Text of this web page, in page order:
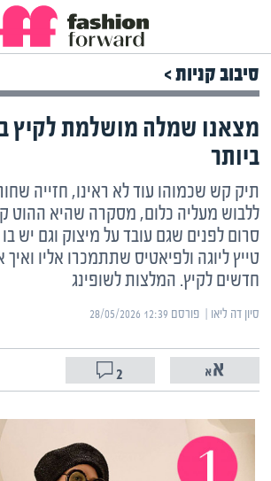
סיבוב קניות >
מצאנו שמלה מושלמת לקיץ
ביותר
תיק קש שכמוהו עוד לא ראינו, חזייה
ללבוש מעליה כלום, מסקרה שהיא ההוט
סרום לפנים שגם עובד על מיצוק וגם יש
טייץ ליוגה ולפיאטיס שתתמכרו אליו
חדשים לקיץ. המלצות לשופינג
סיון דה ליאו | ‏פורסם ‎28/05/2026 12:39
2